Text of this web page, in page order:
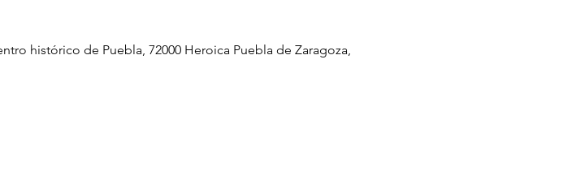
histórico de Puebla, 72000 Heroica Puebla de Zaragoza,